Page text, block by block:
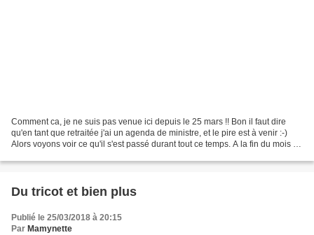
Comment ca, je ne suis pas venue ici depuis le 25 mars !! Bon il faut dire
qu'en tant que retraitée j'ai un agenda de ministre, et le pire est à venir :-)
Alors voyons voir ce qu'il s'est passé durant tout ce temps. A la fin du mois de
Du tricot et bien plus
Publié le 25/03/2018 à 20:15
Par Mamynette